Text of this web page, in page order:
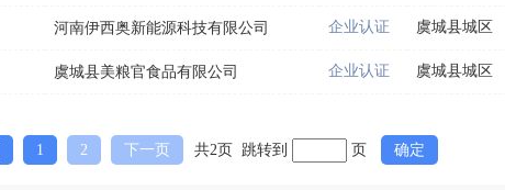
河南伊西奥新能源科技有限公司 企业认证 虞城县城区
虞城县美粮官食品有限公司 企业认证 虞城县城区
1 2 下一页 共2页 跳转到 页 确定